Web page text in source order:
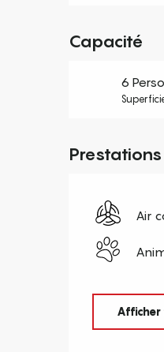
Capacité
6
Prestations
Air
Afficher